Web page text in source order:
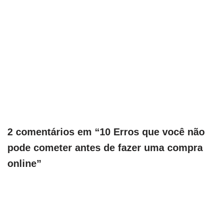
2 comentários em “10 Erros que você não
pode cometer antes de fazer uma compra
online”